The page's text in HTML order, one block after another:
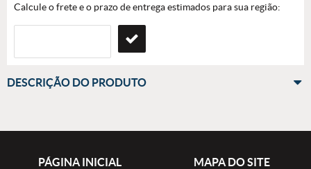
Calcule o frete e o prazo de entrega estimados para sua região:
DESCRIÇÃO DO PRODUTO
PÁGINA INICIAL MAPA DO SITE